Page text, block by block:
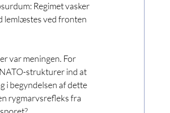
Regimet vasker
lemlæstes ved fronten
var meningen. For
strukturer ind at
i begyndelsen af dette
rygmarvsrefleks fra